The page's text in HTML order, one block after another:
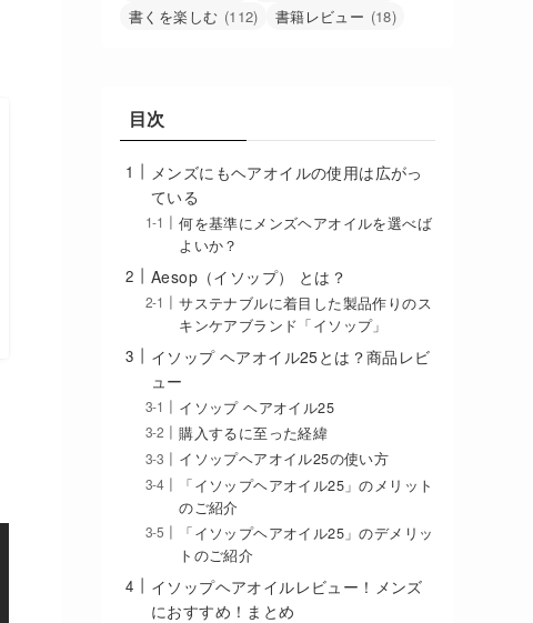
書くを楽しむ (112) 書籍レビュー (18)
目次
メンズにもヘアオイルの使用は広がっ
ている
何を基準にメンズヘアオイルを選べば
よいか？
Aesop（イソップ） とは？
サステナブルに着目した製品作りのス
キンケアブランド「イソップ」
イソップ ヘアオイル25とは？商品レビ
ュー
イソップ ヘアオイル25
購入するに至った経緯
イソップヘアオイル25の使い方
「イソップヘアオイル25」のメリット
のご紹介
「イソップヘアオイル25」のデメリッ
トのご紹介
イソップヘアオイルレビュー！メンズ
におすすめ！まとめ